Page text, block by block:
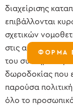
ΦΟΡΜΑ
διαχείρισης
επιβάλλονται
σχετικών
στις αρμόδιες
του συστήματος
δωροδοκίας που
παρούσα
όλο το προσωπικό